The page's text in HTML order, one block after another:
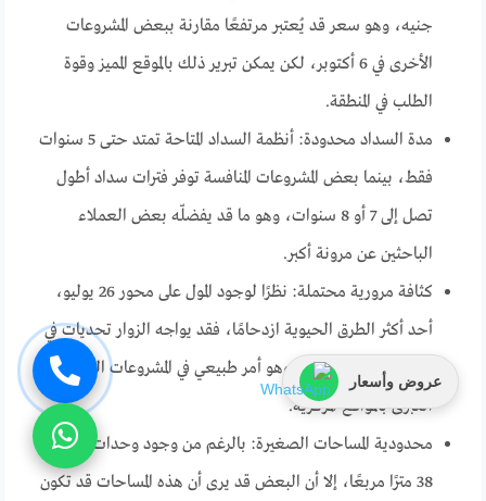
جنيه، وهو سعر قد يُعتبر مرتفعًا مقارنة ببعض المشروعات
الأخرى في 6 أكتوبر، لكن يمكن تبرير ذلك بالموقع المميز وقوة
الطلب في المنطقة.
مدة السداد محدودة: أنظمة السداد المتاحة تمتد حتى 5 سنوات
فقط، بينما بعض المشروعات المنافسة توفر فترات سداد أطول
تصل إلى 7 أو 8 سنوات، وهو ما قد يفضلّه بعض العملاء
الباحثين عن مرونة أكبر.
كثافة مرورية محتملة: نظرًا لوجود المول على محور 26 يوليو،
أحد أكثر الطرق الحيوية ازدحامًا، فقد يواجه الزوار تحديات في
أوقات الذروة المرورية، وهو أمر طبيعي في المشروعات التجارية
الكبرى بالمواقع المركزية.
محدودية المساحات الصغيرة: بالرغم من وجود وحدات بمساحة
38 مترًا مربعًا، إلا أن البعض قد يرى أن هذه المساحات قد تكون
عروض وأسعار